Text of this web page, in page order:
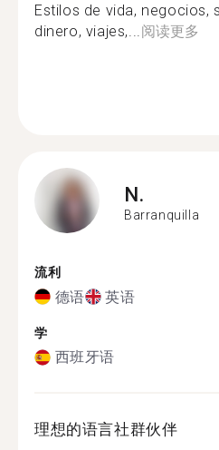
Estilos de vida, negocios,
dinero, viajes,...阅读更多
N.
Barranquilla
流利
德语 英语
学
西班牙语
理想的语言社群伙伴